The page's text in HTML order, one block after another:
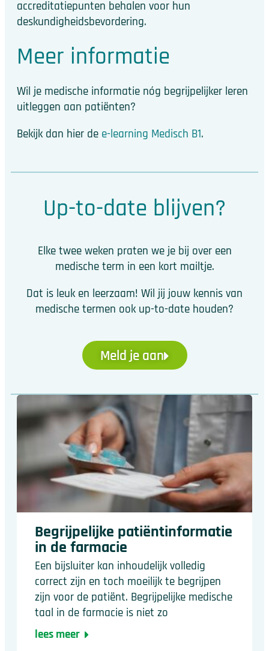
accreditatiepunten behalen voor hun
deskundigheidsbevordering.
Meer informatie
Wil je medische informatie nóg begrijpelijker leren
uitleggen aan patiënten?
Bekijk dan hier de e-learning Medisch B1.
Up-to-date blijven?
Elke twee weken praten we je bij over een
medische term in een kort mailtje.
Dat is leuk en leerzaam! Wil jij jouw kennis van
medische termen ook up-to-date houden?
Meld je aan
Begrijpelijke patiëntinformatie
in de farmacie
Een bijsluiter kan inhoudelijk volledig
correct zijn en toch moeilijk te begrijpen
zijn voor de patiënt. Begrijpelijke medische
taal in de farmacie is niet zo
lees meer